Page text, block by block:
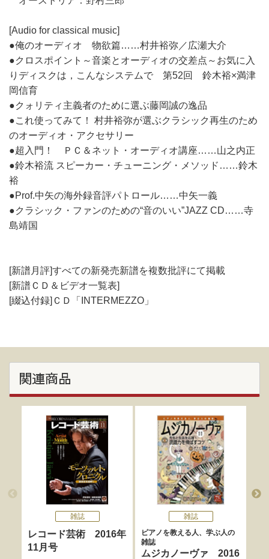
[Audio for classical music]
●俺のオーディオ 物欲篇……村井裕弥／広瀬大介
●クロスポイント～音楽とオーディオの交差点～お気に入
りディスクは，こんなシステムで 第52回 鈴木裕×満津
岡信育
●クォリティ主義者のために選ぶ藤岡誠の逸品
●これ使ってみて！ 村井裕弥が選ぶクラシック再生のため
のオーディオ・アクセサリー
●超入門！ ＰＣ＆ネット・オーディオ講座……山之内正
●鈴木裕流 スピーカー・チューニング・メソッド……鈴木
裕
●Prof.中矢の海外録音評パトロール……中矢一義
●クラシック・ファンのための“音のいい”JAZZ CD……寺
島靖国
[新譜月評]すべての新発売新譜を複数批評にて掲載
[新譜ＣＤ＆ビデオ一覧表]
[綴込付録]ＣＤ「INTERMEZZO」
関連商品
雑誌
レコード芸術 2016年
11月号
雑誌
ピアノを教える人、学ぶ人の
雑誌
ムジカノーヴァ 2016